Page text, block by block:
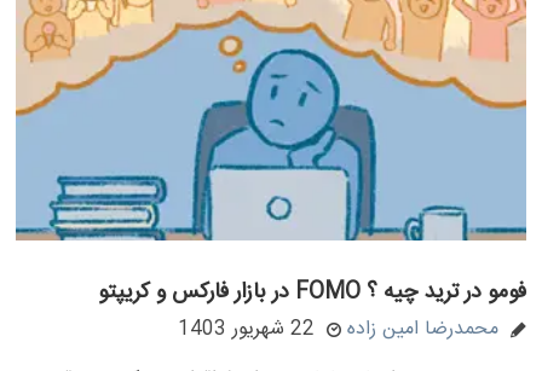
فومو در ترید چیه ؟ FOMO در بازار فارکس و کریپتو
محمدرضا امین زاده 22 شهریور 1403